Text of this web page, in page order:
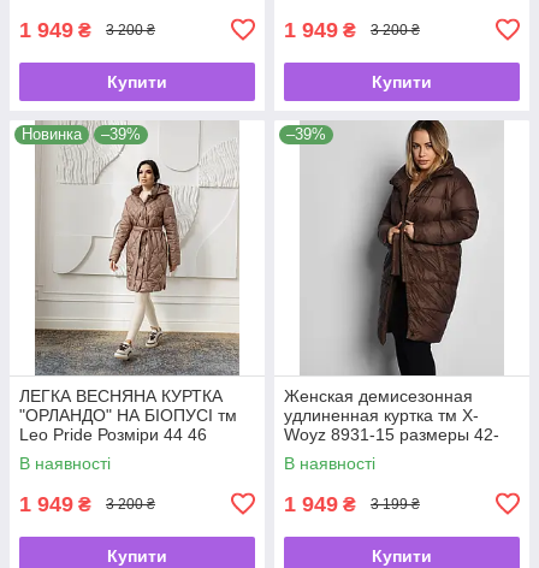
1 949 ₴ 3 200 ₴
Купити
1 949 ₴ 3 200 ₴
Купити
Новинка –39%
ЛЕГКА ВЕСНЯНА КУРТКА
"ОРЛАНДО" НА БІОПУСІ тм
Leo Pride Розміри 44 46
В наявності
1 949 ₴ 3 200 ₴
Купити
–39%
Женская демисезонная
удлиненная куртка тм X-
Woyz 8931-15 размеры 42-
48
В наявності
1 949 ₴ 3 199 ₴
Купити